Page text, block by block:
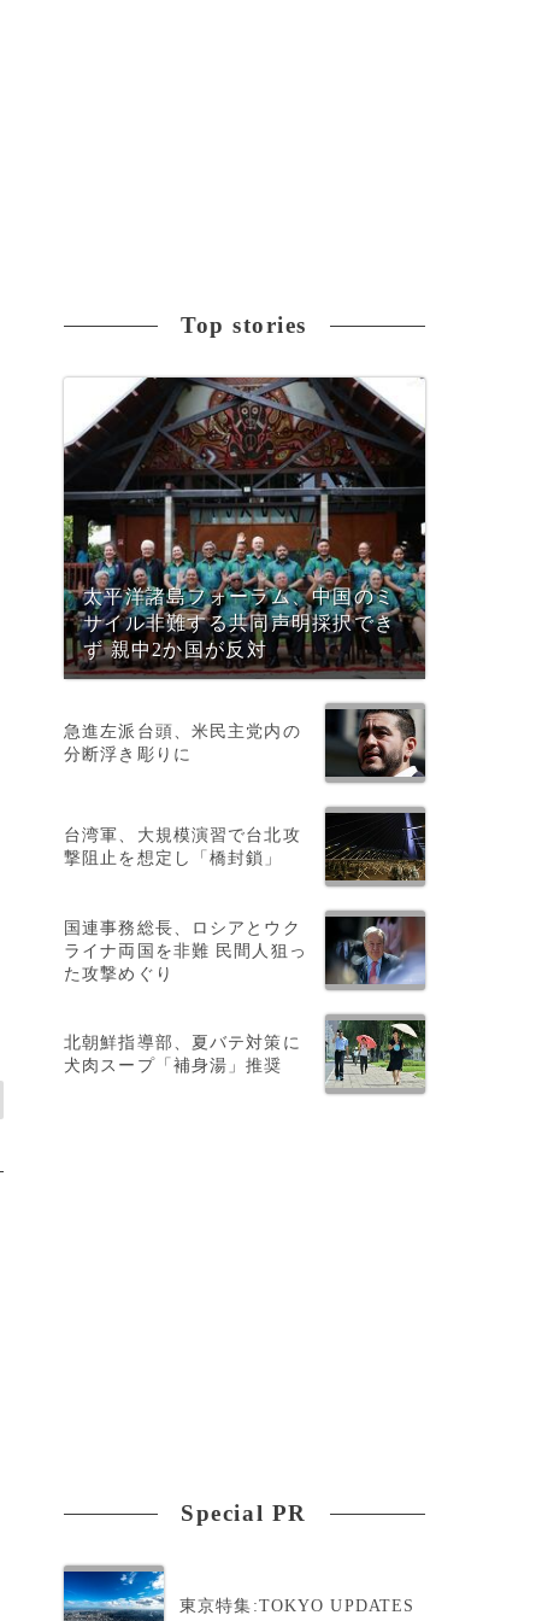
Top stories
太平洋諸島フォーラム、中国のミ
サイル非難する共同声明採択でき
ず 親中2か国が反対
急進左派台頭、米民主党内の
分断浮き彫りに
台湾軍、大規模演習で台北攻
撃阻止を想定し「橋封鎖」
国連事務総長、ロシアとウク
ライナ両国を非難 民間人狙っ
た攻撃めぐり
北朝鮮指導部、夏バテ対策に
犬肉スープ「補身湯」推奨
Special PR
東京特集:TOKYO UPDATES